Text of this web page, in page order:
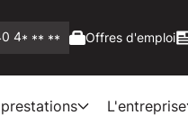
4* ** ** Offres d'emploi
L'entreprise